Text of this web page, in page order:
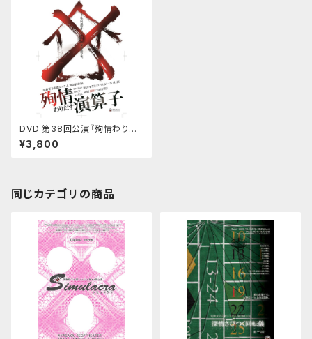
DVD 第38回公演『殉情わりだ
す演算子』
¥3,800
同じカテゴリの商品